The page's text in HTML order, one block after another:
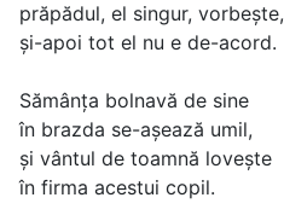
prăpădul, el singur, vorbește,
și-apoi tot el nu e de-acord.
Sămânța bolnavă de sine
în brazda se-așează umil,
și vântul de toamnă lovește
în firma acestui copil.